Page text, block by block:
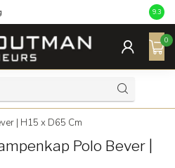
9.3
0
| H15 x D65 Cm
Polo Bever |